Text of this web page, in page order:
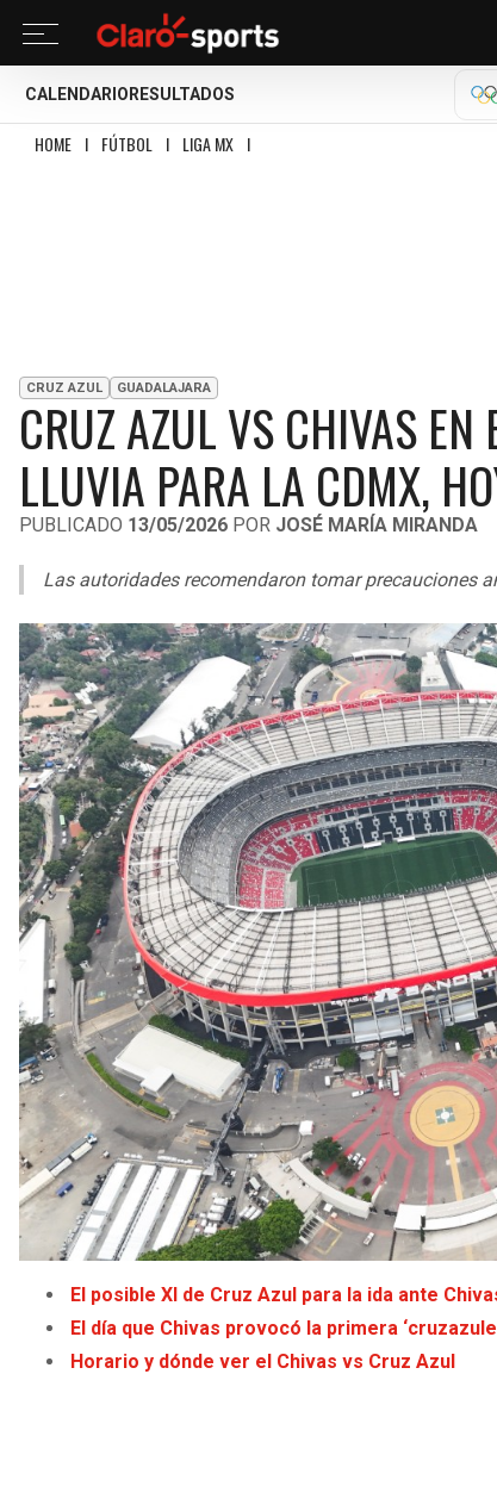
CALENDARIO RESULTADOS
HOME I FÚTBOL I LIGA MX I
CRUZ AZUL GUADALAJARA
CRUZ AZUL VS CHIVAS EN
LLUVIA PARA LA CDMX,
PUBLICADO 13/05/2026 POR JOSÉ MARÍA MIRANDA
Las autoridades recomendaron tomar precauciones
El posible XI de Cruz Azul para la ida ante
El día que Chivas provocó la primera
Horario y dónde ver el Chivas vs Cruz Azul